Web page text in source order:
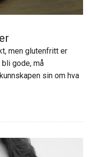
Ofte
stilte
spørsmål
men glutenfritt er
gode, må
sin om hva